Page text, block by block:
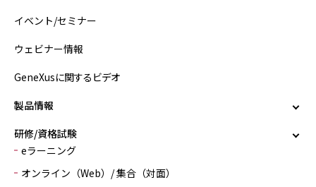
イベント/セミナー
ウェビナー情報
GeneXusに関するビデオ
製品情報
研修/資格試験
eラーニング
オンライン（Web）/ 集合（対面）